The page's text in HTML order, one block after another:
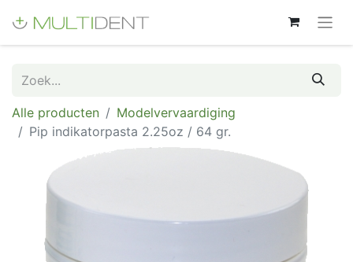
Alle producten
Modelvervaardiging
Pip indikatorpasta 2.25oz / 64 gr.